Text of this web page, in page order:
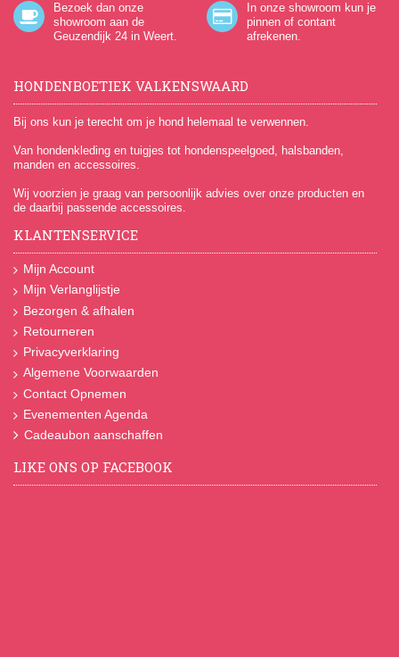
Bezoek dan onze
showroom aan de
Geuzendijk 24 in Weert.
In onze showroom kun je
pinnen of contant
afrekenen.
HONDENBOETIEK VALKENSWAARD
Bij ons kun je terecht om je hond helemaal te verwennen.
Van hondenkleding en tuigjes tot hondenspeelgoed, halsbanden,
manden en accessoires.
Wij voorzien je graag van persoonlijk advies over onze producten en
de daarbij passende accessoires.
KLANTENSERVICE
Mijn Account
Mijn Verlanglijstje
Bezorgen & afhalen
Retourneren
Privacyverklaring
Algemene Voorwaarden
Contact Opnemen
Evenementen Agenda
Cadeaubon aanschaffen
LIKE ONS OP FACEBOOK